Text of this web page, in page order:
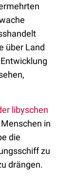
über Land
libyschen
in
die
zu
drängen.